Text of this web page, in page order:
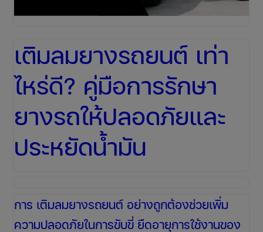
เติมลมยางรถยนต์ เท่า
ไหร่ดี? คู่มือการรักษา
ยางรถให้ปลอดภัยและ
ประหยัดน้ำมัน
การ เติมลมยางรถยนต์ อย่างถูกต้องช่วยเพิ่ม
ความปลอดภัยในการขับขี่ ยืดอายุการใช้งานของ